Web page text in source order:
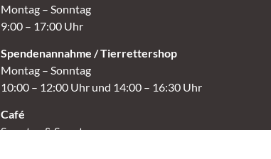
Montag – Sonntag
9:00 – 17:00 Uhr
Spendenannahme / Tierrettershop
Montag – Sonntag
10:00 – 12:00 Uhr und 14:00 – 16:30 Uhr
Café
Samstag & Sonntag